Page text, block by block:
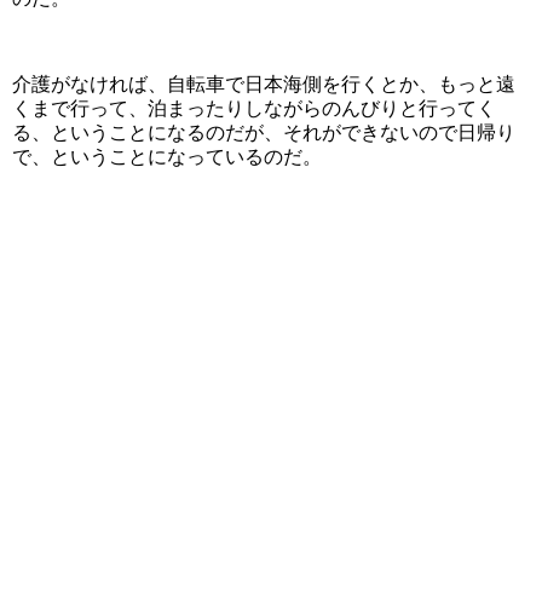
介護がなければ、自転車で日本海側を行くとか、もっと遠
くまで行って、泊まったりしながらのんびりと行ってく
る、ということになるのだが、それができないので日帰り
で、ということになっているのだ。